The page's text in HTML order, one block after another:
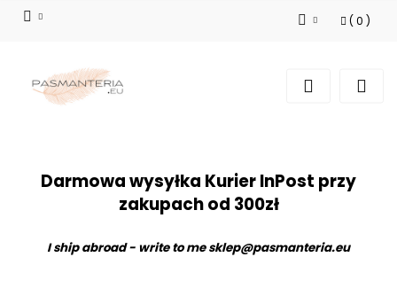
( 0 )
Darmowa wysyłka Kurier InPost przy
zakupach od 300zł
I ship abroad - write to mesklep@pasmanteria.eu